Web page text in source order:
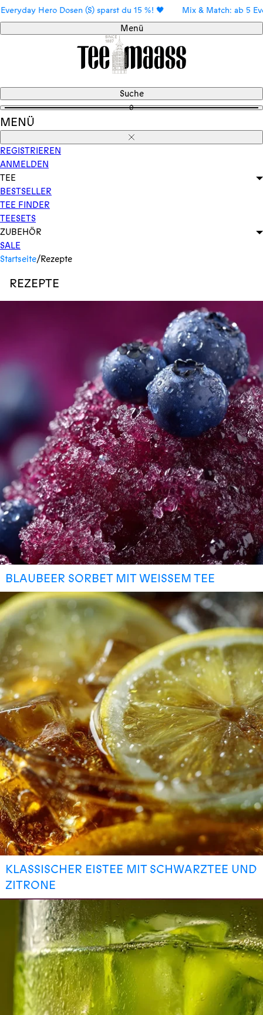
Direkt
zum
Inhalt
Hero Dosen (S) sparst du 15 %! 🖤 Mix & Match: ab 5
Menü
Suche
0
MENÜ
Schließen
REGISTRIEREN
ANMELDEN
TEE
BESTSELLER
TEE FINDER
TEESETS
ZUBEHÖR
SALE
Startseite/Rezepte
REZEPTE
BLAUBEER SORBET MIT WEISSEM TEE
KLASSISCHER EISTEE MIT SCHWARZTEE UND
ZITRONE